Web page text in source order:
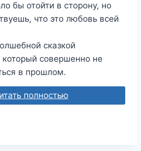
бы отойти в сторону, но
что это любовь всей
сказкой
который совершенно не
в прошлом.
полностью